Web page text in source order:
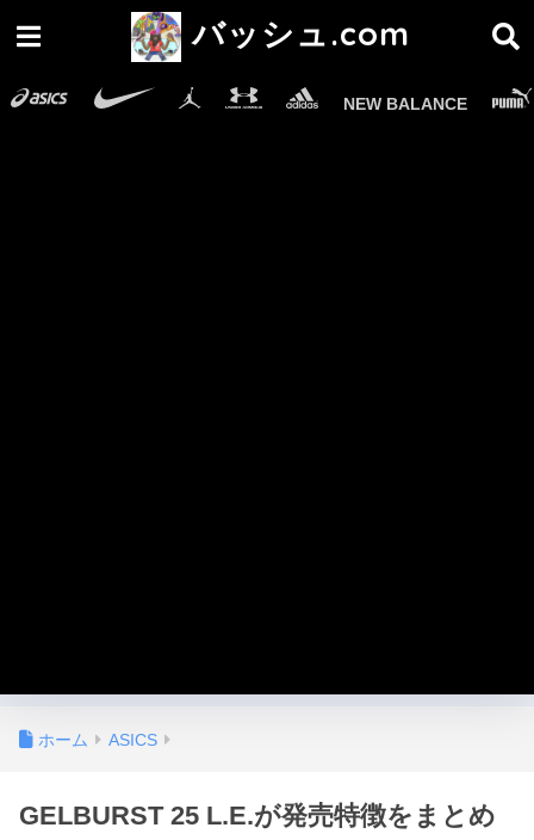
バッシュ.com
NEW BALANCE
ホーム ASICS
GELBURST 25 L.E.が発売特徴をまとめ